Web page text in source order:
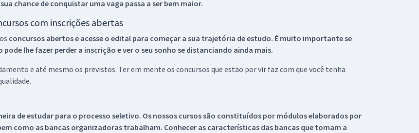
chance de conquistar uma vaga passa a ser bem maior.
com inscrições abertas
concursos abertos e acesse o edital para começar a sua trajetória de estudo. É muito importante se
lhe fazer perder a inscrição e ver o seu sonho se distanciando ainda mais.
e até mesmo os previstos. Ter em mente os concursos que estão por vir faz com que você tenha
de estudar para o processo seletivo. Os nossos cursos são constituídos por módulos elaborados por
como as bancas organizadoras trabalham. Conhecer as características das bancas que tomam a